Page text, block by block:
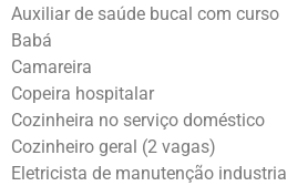
Auxiliar de saúde bucal com curso
Babá
Camareira
Copeira hospitalar
Cozinheira no serviço doméstico
Cozinheiro geral (2 vagas)
Eletricista de manutenção industrial